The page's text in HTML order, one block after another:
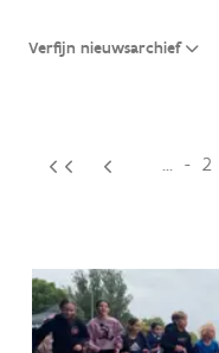
Verfijn nieuwsarchief
... 2